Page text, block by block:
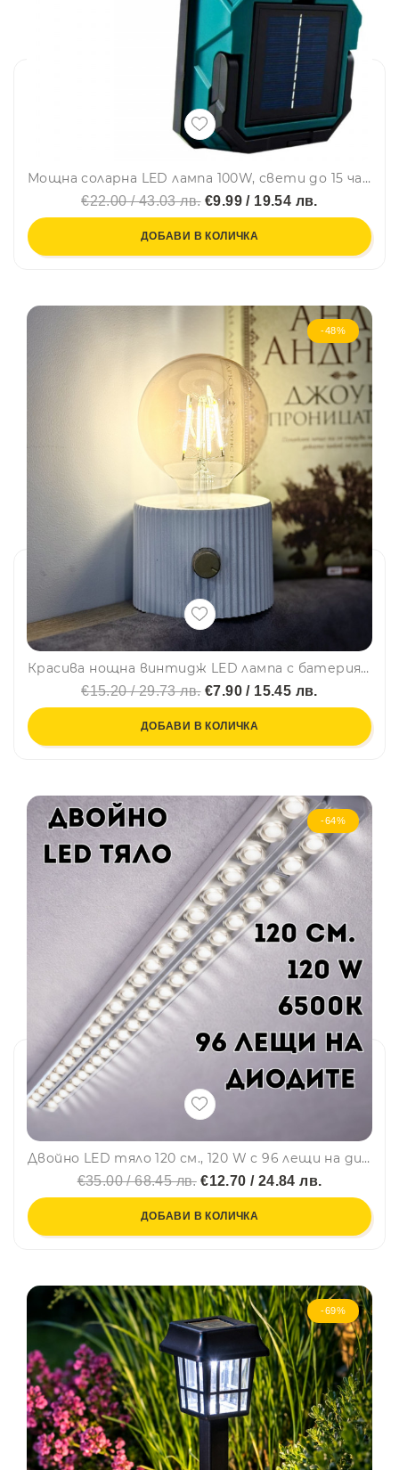
Мощна соларна LED лампа 100W, свети до 15 часа, зарежда се от слънце или ток, с блиц режим, прожектор - CK 688
€22.00 / 43.03 лв.€9.99 / 19.54 лв.
ДОБАВИ В КОЛИЧКА
-48%
Красива нощна винтидж LED лампа с батерия и регулиране на светлината. Type C зареждане, къмпинг лампа
€15.20 / 29.73 лв.€7.90 / 15.45 лв.
ДОБАВИ В КОЛИЧКА
-64%
Двойно LED тяло 120 см., 120 W с 96 лещи на диодите за до 30% по-силна светлина, алуминиев корпус - T10
€35.00 / 68.45 лв.€12.70 / 24.84 лв.
ДОБАВИ В КОЛИЧКА
-69%